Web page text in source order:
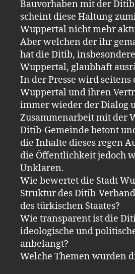
Bauvorhaben mit der
scheint diese Haltung
Wuppertal nicht mehr
Aber welchen der ihr
hat die Ditib,
Wuppertal, glaubhaft
In der Presse wird seitens
Wuppertal und ihren
immer wieder der Dialog
Zusammenarbeit mit der
Ditib-Gemeinde betont
die Inhalte dieses regen
die Öffentlichkeit jedoch
Unklaren.
Wie bewertet die Stadt
Struktur des Ditib-
des türkischen Staates?
Wie transparent ist die
ideologische und
anbelangt?
Welche Themen wurden